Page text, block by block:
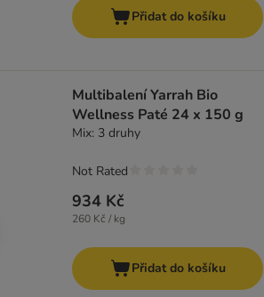
Přidat do košíku
Multibalení Yarrah Bio
Wellness Paté 24 x 150 g
Mix: 3 druhy
934 Kč
260 Kč / kg
Not Rated
Přidat do košíku